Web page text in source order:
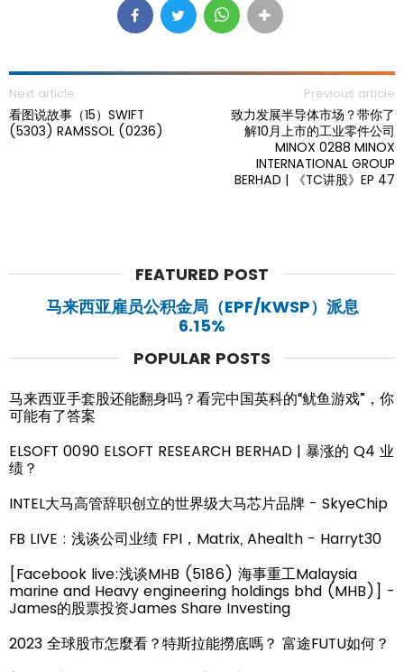
Next article
看图说故事（15）SWIFT
(5303) RAMSSOL (0236)
Previous article
致力发展半导体市场？带你了
解10月上市的工业零件公司
MINOX 0288 MINOX
INTERNATIONAL GROUP
BERHAD | 《TC讲股》EP 47
FEATURED POST
马来西亚雇员公积金局（EPF/KWSP）派息
6.15%
POPULAR POSTS
马来西亚手套股还能翻身吗？看完中国英科的“鱿鱼游戏”，你
可能有了答案
ELSOFT 0090 ELSOFT RESEARCH BERHAD | 暴涨的 Q4 业
绩？
INTEL大马高管辞职创立的世界级大马芯片品牌 - SkyeChip
FB LIVE : 浅谈公司业绩 FPI，Matrix, Ahealth - Harryt30
[Facebook live:浅谈MHB (5186) 海事重工Malaysia
marine and Heavy engineering holdings bhd (MHB)] -
James的股票投资James Share Investing
2023 全球股市怎麼看？特斯拉能撈底嗎？ 富途FUTU如何？